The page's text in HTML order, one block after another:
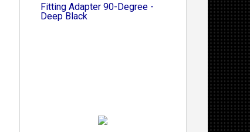
Fitting Adapter 90-Degree -
Deep Black